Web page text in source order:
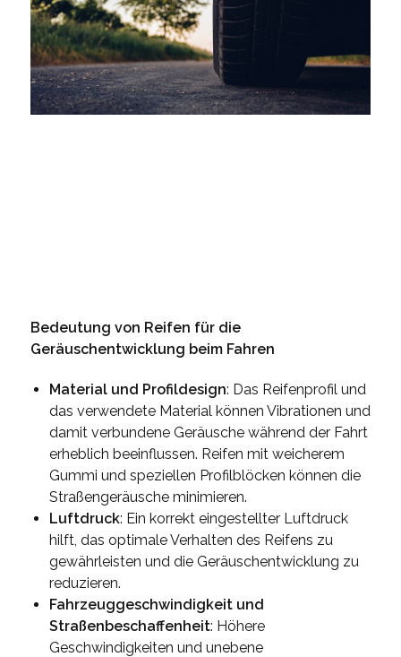
Bedeutung von Reifen für die
Geräuschentwicklung beim Fahren
Material und Profildesign: Das Reifenprofil und
das verwendete Material können Vibrationen und
damit verbundene Geräusche während der Fahrt
erheblich beeinflussen. Reifen mit weicherem
Gummi und speziellen Profilblöcken können die
Straßengeräusche minimieren.
Luftdruck: Ein korrekt eingestellter Luftdruck
hilft, das optimale Verhalten des Reifens zu
gewährleisten und die Geräuschentwicklung zu
reduzieren.
Fahrzeuggeschwindigkeit und
Straßenbeschaffenheit: Höhere
Geschwindigkeiten und unebene